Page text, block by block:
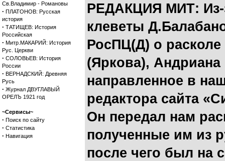
Св.Владимир - Романовы
· ПЛАТОНОВ: Русская
история
· ТАТИЩЕВ: История
Российская
· Митр.МАКАРИЙ: История
Рус. Церкви
· СОЛОВЬЕВ: История
России
· ВЕРНАДСКИЙ: Древняя
Русь
· Журнал ДВУГЛАВЫЙ
ОРЕЛЪ 1921 год
~Сервисы~
· Поиск по сайту
· Статистика
· Навигация
РЕДАКЦИЯ МИТ:
клеветы
РосПЦ(Д) о
(Яркова), Андриана
направленное в
редактора сайта
Он передал нам
полученные им из
после чего был на